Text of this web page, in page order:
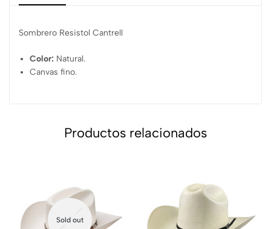
Sombrero Resistol Cantrell
Color: Natural.
Canvas fino.
Productos relacionados
Sold out